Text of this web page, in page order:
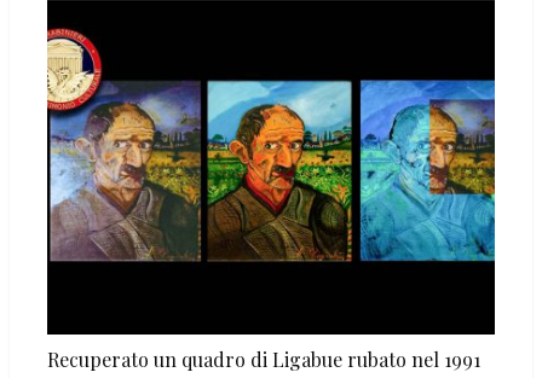
Recuperato un quadro di Ligabue rubato nel 1991